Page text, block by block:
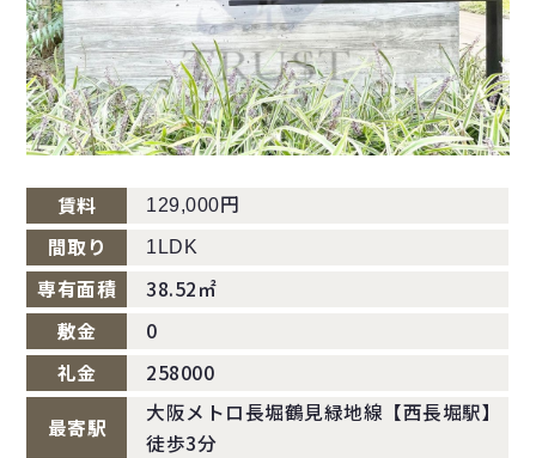
賃料 129,000円
間取り
1LDK
専有面積
38.52㎡
敷金
0
礼金
258000
最寄駅
大阪メトロ長堀鶴見緑地線【西長堀駅】
徒歩3分